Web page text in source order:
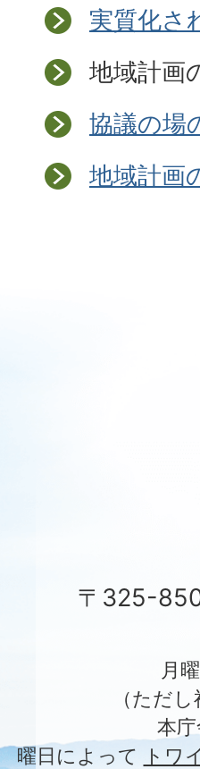
実質化さ
地域計画
協議の場
地域計画
〒325-
月
（ただ
本
曜日によって
トワ